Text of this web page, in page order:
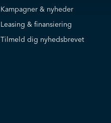
Kampagner & nyheder
Leasing & finansiering
Tilmeld dig nyhedsbrevet